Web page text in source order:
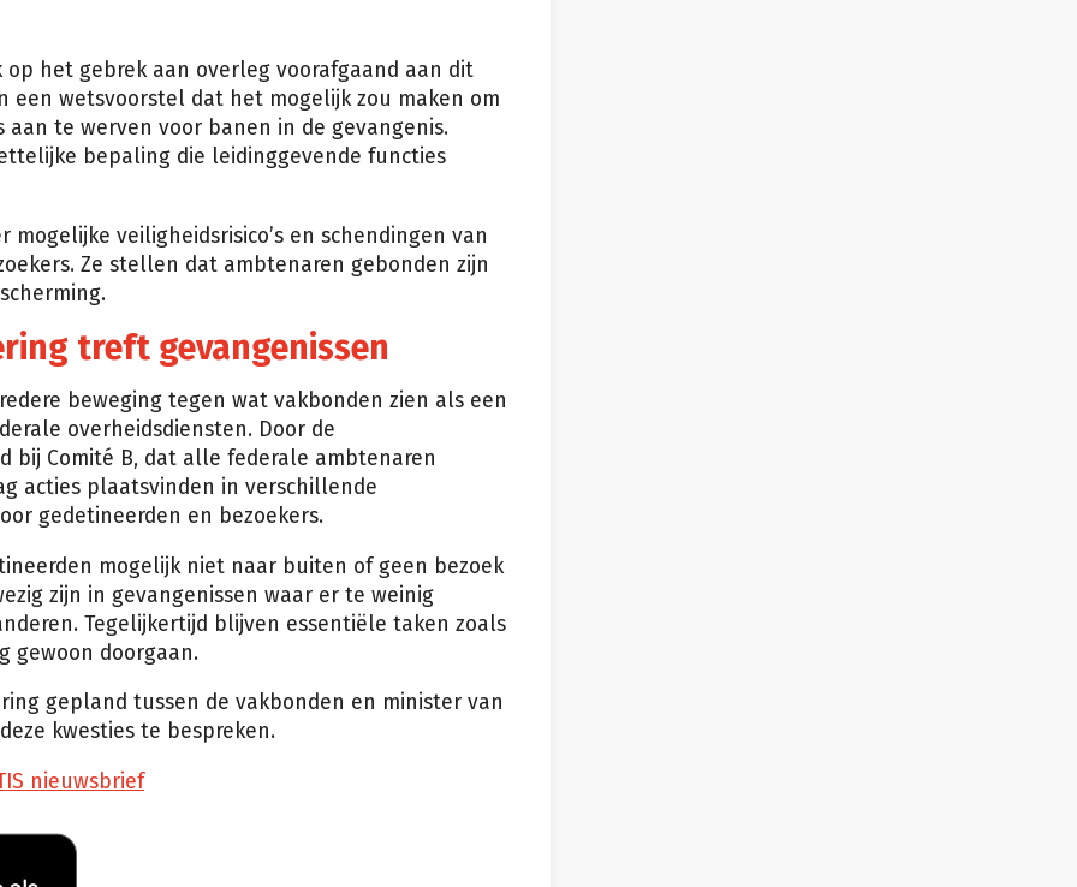
het gebrek aan overleg voorafgaand aan dit
een wetsvoorstel dat het mogelijk zou maken om
aan te werven voor banen in de gevangenis.
bepaling die leidinggevende functies
mogelijke veiligheidsrisico’s en schendingen van
Ze stellen dat ambtenaren gebonden zijn
treft gevangenissen
beweging tegen wat vakbonden zien als een
overheidsdiensten. Door de
bij Comité B, dat alle federale ambtenaren
acties plaatsvinden in verschillende
gedetineerden en bezoekers.
mogelijk niet naar buiten of geen bezoek
zijn in gevangenissen waar er te weinig
Tegelijkertijd blijven essentiële taken zoals
gewoon doorgaan.
gepland tussen de vakbonden en minister van
kwesties te bespreken.
nieuwsbrief